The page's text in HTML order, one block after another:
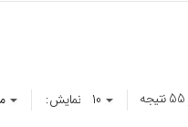
نمایش: